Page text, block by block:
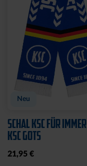
Neu
SCHAL KSC FÜR IMMER
KSC GOTS
21,95 €